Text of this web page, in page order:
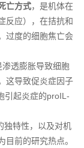
亡方式，是机体在
反应），在拮抗和
过度的细胞焦亡会
透膨胀导致细胞
这导致促炎症因子
引起炎症的proIL-
特性，以及对机
前的研究热点。